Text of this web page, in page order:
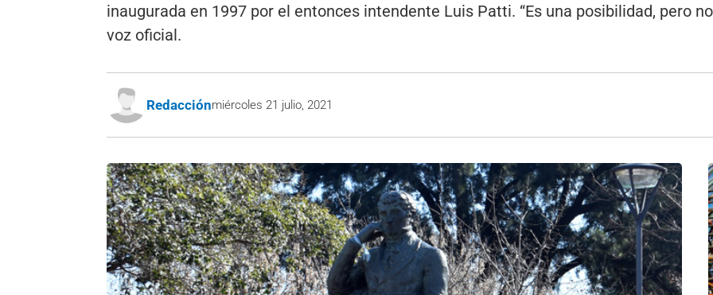
inaugurada en 1997 por el entonces intendente Luis Patti. “Es una posibilidad, pero
voz oficial.
Redacciónmiércoles 21 julio, 2021